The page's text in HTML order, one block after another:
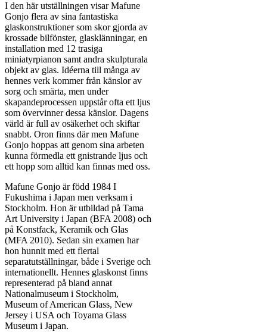
I den här utställningen visar Mafune
Gonjo flera av sina fantastiska
glaskonstruktioner som skor gjorda av
krossade bilfönster, glasklänningar, en
installation med 12 trasiga
miniatyrpianon samt andra skulpturala
objekt av glas. Idéerna till många av
hennes verk kommer från känslor av
sorg och smärta, men under
skapandeprocessen uppstår ofta ett ljus
som övervinner dessa känslor. Dagens
värld är full av osäkerhet och skiftar
snabbt. Oron finns där men Mafune
Gonjo hoppas att genom sina arbeten
kunna förmedla ett gnistrande ljus och
ett hopp som alltid kan finnas med oss.
Mafune Gonjo är född 1984 I
Fukushima i Japan men verksam i
Stockholm. Hon är utbildad på Tama
Art University i Japan (BFA 2008) och
på Konstfack, Keramik och Glas
(MFA 2010). Sedan sin examen har
hon hunnit med ett flertal
separatutställningar, både i Sverige och
internationellt. Hennes glaskonst finns
representerad på bland annat
Nationalmuseum i Stockholm,
Museum of American Glass, New
Jersey i USA och Toyama Glass
Museum i Japan.